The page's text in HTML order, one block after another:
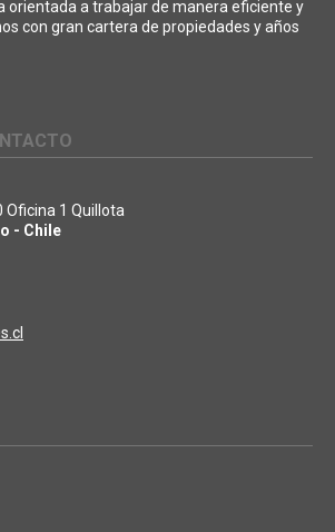
orientada a trabajar de manera eficiente y
con gran cartera de propiedades y años
Oficina 1 Quillota
- Chile